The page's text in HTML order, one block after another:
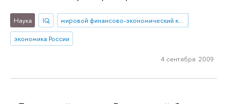
Наука IQ
мировой финансово-экономический кризис
экономика России
4 сентября 2009